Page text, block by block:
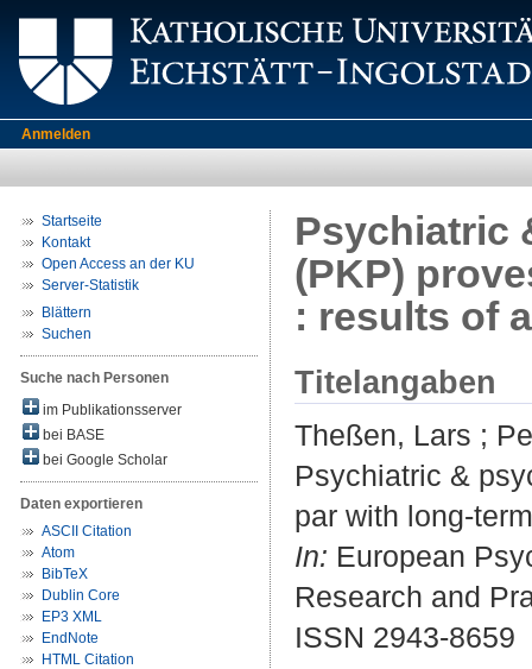
Anmelden
Startseite
Kontakt
Open Access an der KU
Server-Statistik
Blättern
Suchen
Suche nach Personen
im Publikationsserver
bei BASE
bei Google Scholar
Daten exportieren
ASCII Citation
Atom
BibTeX
Dublin Core
EP3 XML
EndNote
HTML Citation
Psychiatric
(PKP)
: results of
Titelangaben
Theßen, Lars ;
Psychiatric &
par with long-
In: European
Research and
ISSN 2943-8659